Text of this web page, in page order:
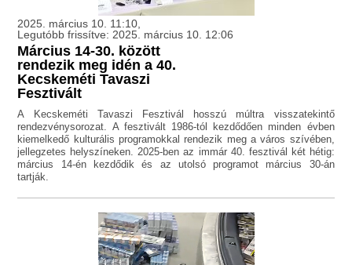
2025. március 10. 11:10,
Legutóbb frissítve: 2025. március 10. 12:06
Március 14-30. között
rendezik meg idén a 40.
Kecskeméti Tavaszi
Fesztivált
A Kecskeméti Tavaszi Fesztivál hosszú múltra visszatekintő
rendezvénysorozat. A fesztivált 1986-tól kezdődően minden évben
kiemelkedő kulturális programokkal rendezik meg a város szívében,
jellegzetes helyszíneken. 2025-ben az immár 40. fesztivál két hétig:
március 14-én kezdődik és az utolsó programot március 30-án
tartják.